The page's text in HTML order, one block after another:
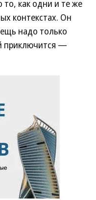
как одни и те же
контекстах. Он
надо только
приключится —